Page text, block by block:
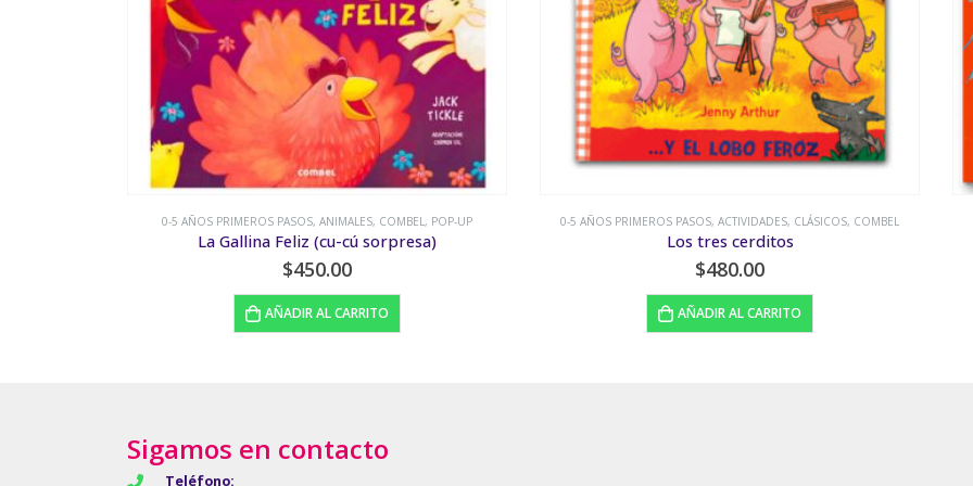
TECOLOTE0-5 AÑOS PRIMEROS PASOS, ANIMALES, COMBEL , POP-UP
La Gallina Feliz (cu-cú sorpresa)
$450.00
AÑADIR AL CARRITO
0-5 AÑOS PRIMEROS PASOS, ACTIVIDADES, CLÁSICOS, COMBEL
Los tres cerditos
$480.00
AÑADIR AL CARRITO
Sigamos en contacto
Teléfono: